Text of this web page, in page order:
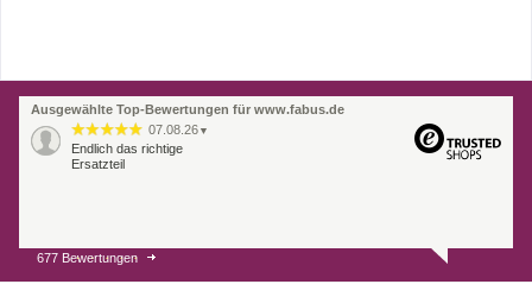
Ausgewählte Top-Bewertungen für www.fabus.de
07.08.26 ▼
Endlich das richtige
Ersatzteil
01.08.26
Innerhalb 2 Tagen Ware
677 Bewertungen